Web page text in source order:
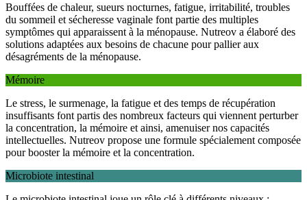
Bouffées de chaleur, sueurs nocturnes, fatigue, irritabilité, troubles
du sommeil et sécheresse vaginale font partie des multiples
symptômes qui apparaissent à la ménopause. Nutreov a élaboré des
solutions adaptées aux besoins de chacune pour pallier aux
désagréments de la ménopause.
Mémoire
Le stress, le surmenage, la fatigue et des temps de récupération
insuffisants font partis des nombreux facteurs qui viennent perturber
la concentration, la mémoire et ainsi, amenuiser nos capacités
intellectuelles. Nutreov propose une formule spécialement composée
pour booster la mémoire et la concentration.
Microbiote intestinal